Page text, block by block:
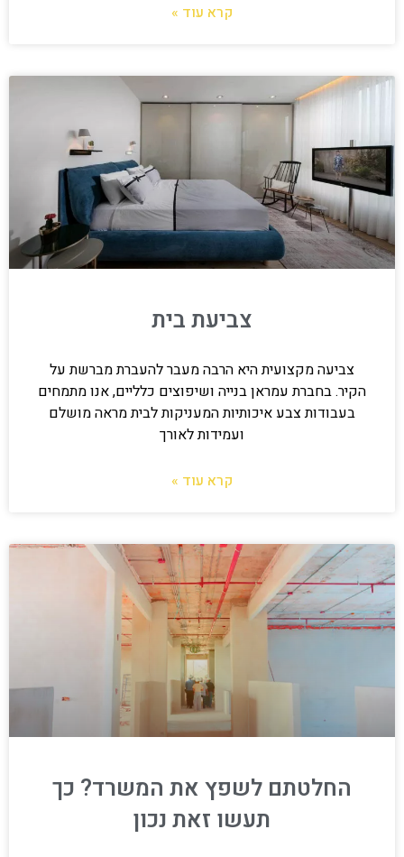
קרא עוד »
צביעת בית
צביעה מקצועית היא הרבה מעבר להעברת מברשת על
הקיר. בחברת עמראן בנייה ושיפוצים כלליים, אנו מתמחים
בעבודות צבע איכותיות המעניקות לבית מראה מושלם
ועמידות לאורך
קרא עוד »
החלטתם לשפץ את המשרד? כך
תעשו זאת נכון